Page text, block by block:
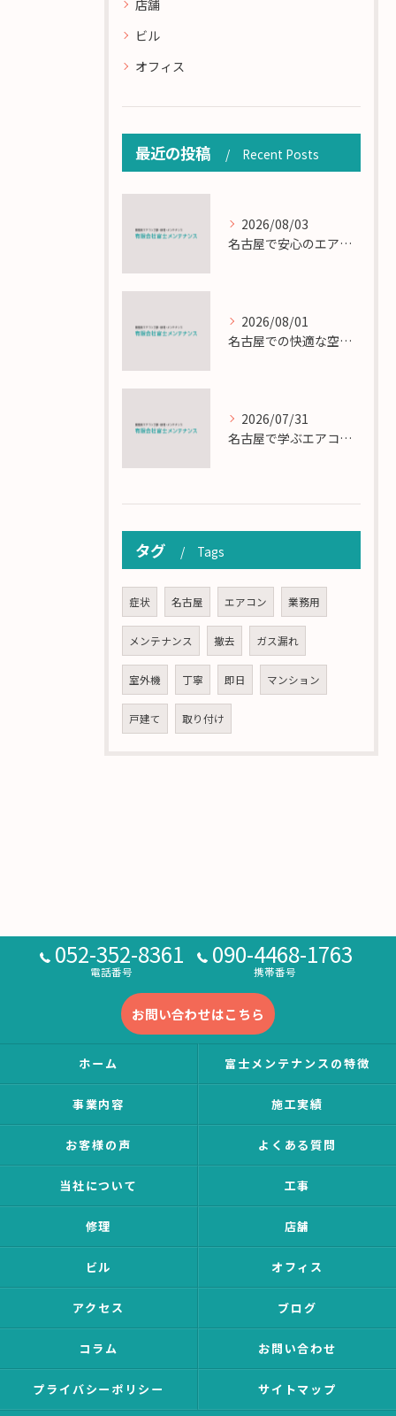
店舗
ビル
オフィス
最近の投稿 Recent Posts
2026/08/03
名古屋で安心のエアコン工事と定期メンテナンスの重要性
2026/08/01
名古屋での快適な空調を実現するエアコンサービスの技術
2026/07/31
名古屋で学ぶエアコン設置とメンテの匠の技
タグ Tags
症状 名古屋 エアコン 業務用
メンテナンス 撤去 ガス漏れ
室外機 丁寧 即日 マンション
戸建て 取り付け
052-352-8361
電話番号
090-4468-1763
携帯番号
お問い合わせはこちら
ホーム 富士メンテナンスの特徴
事業内容 施工実績
お客様の声 よくある質問
当社について 工事
修理 店舗
ビル オフィス
アクセス ブログ
コラム お問い合わせ
プライバシーポリシー サイトマップ